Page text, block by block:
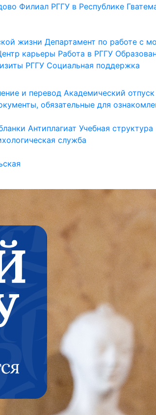
Филиал РГГУ в Республике
жизни Департамент по работе с
карьеры Работа в РГГУ
РГГУ Социальная поддержка
и перевод Академический отпуск
обязательные для
Антиплагиат Учебная структура
служба